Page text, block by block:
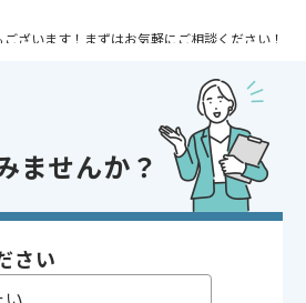
ざいます！まずはお気軽にご相談ください！
ませんか？
さい